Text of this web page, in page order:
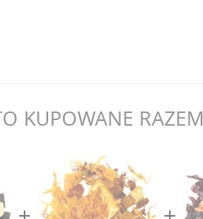
KUPOWANE RAZEM